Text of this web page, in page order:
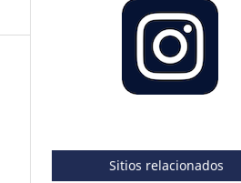
Sitios relacionados